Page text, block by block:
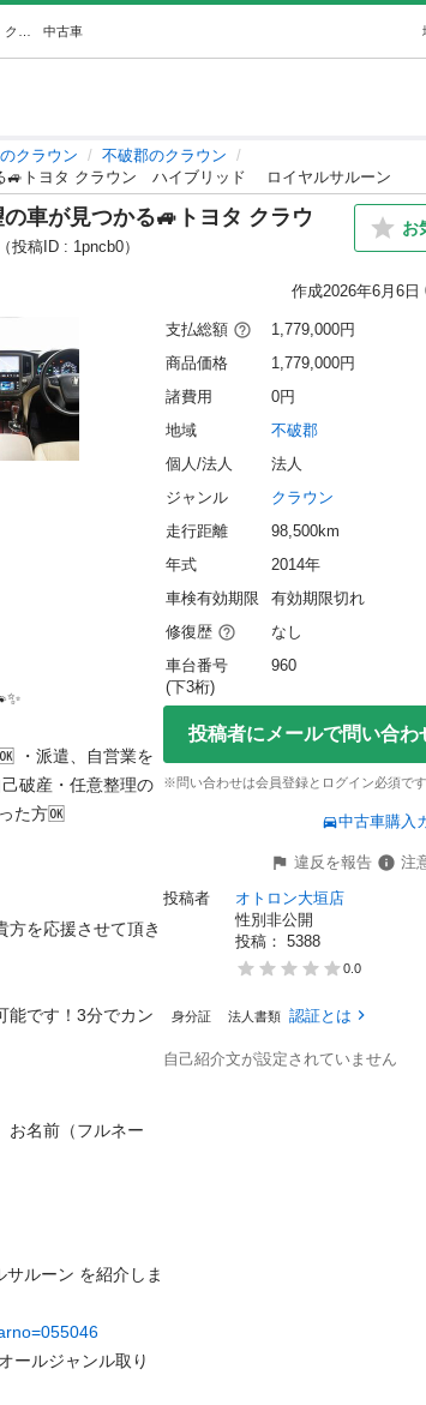
中古車
クラウン
不破郡のクラウン
🚙トヨタ クラウン ハイブリッド ロイヤルサルーン
車が見つかる🚙トヨタ クラウ
（投稿ID : 1pncb0）
お
作成2026年6月6日
・派遣、自営業を
破産・任意整理の
た方🆗
方を応援させて頂き
能です！3分でカン
お名前（フルネー
ルーン を紹介しま
ールジャンル取り
支払総額
1,779,000円
商品価格
1,779,000円
諸費用
0円
地域
不破郡
個人/法人
法人
ジャンル
クラウン
走行距離
98,500km
年式
2014年
車検有効期限
有効期限切れ
修復歴
なし
車台番号
(下3桁)
960
投稿者にメールで問い合わ
※問い合わせは会員登録とログイン必須です
中古車購入
違反を報告
注
投稿者
オトロン大垣店
性別非公開
投稿： 5388
0.0
身分証 法人書類 認証とは
自己紹介文が設定されていません